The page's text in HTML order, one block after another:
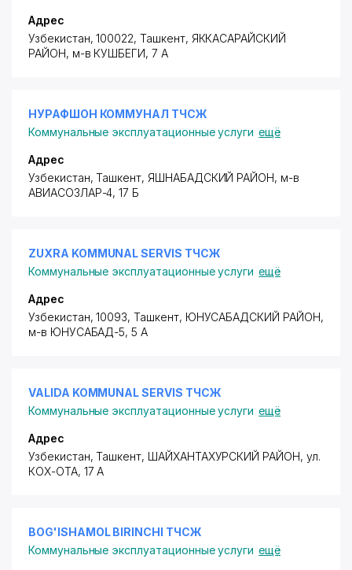
Адрес
Узбекистан, 100022, Ташкент, ЯККАСАРАЙСКИЙ
РАЙОН, м-в КУШБЕГИ, 7 А
НУРАФШОН КОММУНАЛ ТЧСЖ
Коммунальные эксплуатационные услуги ещё
Адрес
Узбекистан, Ташкент, ЯШНАБАДСКИЙ РАЙОН, м-в
АВИАСОЗЛАР-4, 17 Б
ZUXRA KOMMUNAL SERVIS ТЧСЖ
Коммунальные эксплуатационные услуги ещё
Адрес
Узбекистан, 10093, Ташкент, ЮНУСАБАДСКИЙ РАЙОН,
м-в ЮНУСАБАД-5, 5 А
VALIDA KOMMUNAL SERVIS ТЧСЖ
Коммунальные эксплуатационные услуги ещё
Адрес
Узбекистан, Ташкент, ШАЙХАНТАХУРСКИЙ РАЙОН, ул.
КОХ-ОТА, 17 А
BOG'ISHAMOL BIRINCHI ТЧСЖ
Коммунальные эксплуатационные услуги ещё